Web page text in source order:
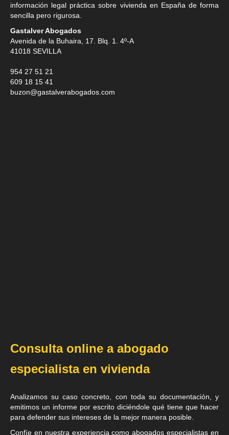
información legal práctica sobre vivienda en España de forma
sencilla pero rigurosa.
Gastalver Abogados
Avenida de la Buhaira, 17. Blq. 1. 4º-A
41018 SEVILLA
954 27 51 21
609 18 15 41
buzon@gastalverabogados.com
Consulta online a abogado
especialista en vivienda
Analizamos su caso concreto, con toda su documentación, y
emitimos un informe por escrito diciéndole qué tiene que hacer
para defender sus intereses de la mejor manera posible.
Confíe en nuestra experiencia comoabogados especialistas en